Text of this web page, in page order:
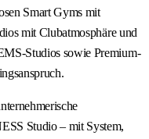
Smart Gyms mit
mit Clubatmosphäre und
Studios sowie Premium-
Studio – mit System,